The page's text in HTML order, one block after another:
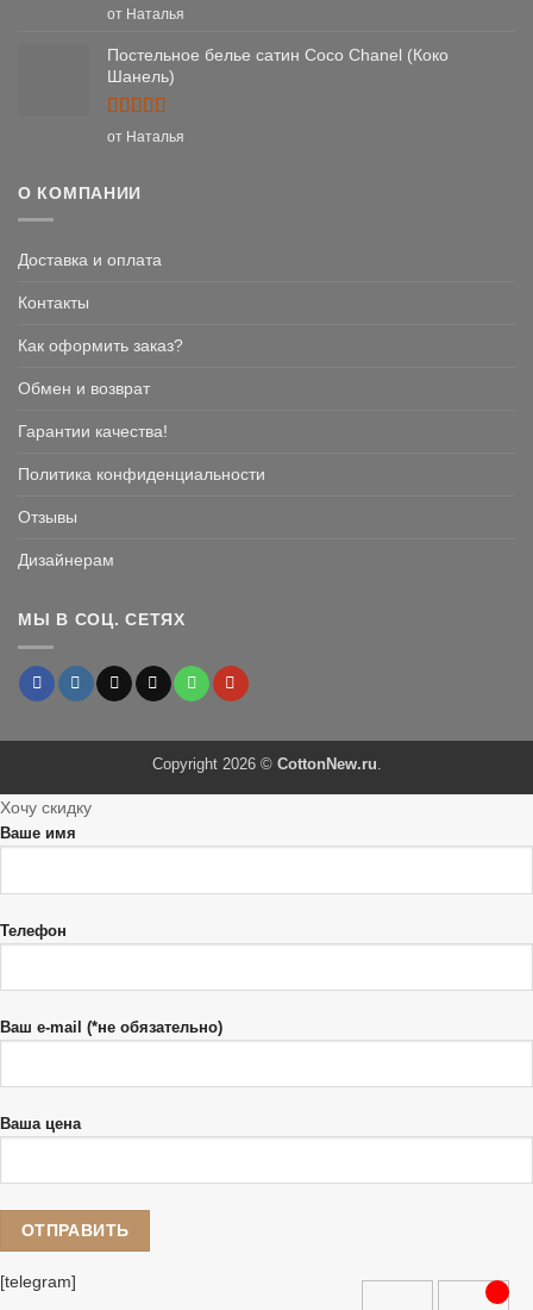
Оценка5
от Наталья
Постельное белье сатин Coco Chanel (Коко
Шанель)
Оценка5
от Наталья
О КОМПАНИИ
Доставка и оплата
Контакты
Как оформить заказ?
Обмен и возврат
Гарантии качества!
Политика конфиденциальности
Отзывы
Дизайнерам
МЫ В СОЦ. СЕТЯХ
Copyright 2026 © CottonNew.ru.
Хочу скидку
Ваше имя
Телефон
Ваш e-mail (*не обязательно)
Ваша цена
[telegram]